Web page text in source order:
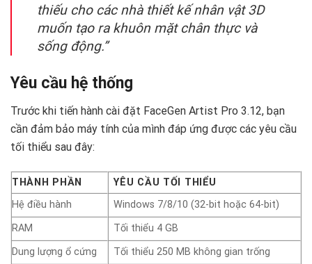
thiếu cho các nhà thiết kế nhân vật 3D
muốn tạo ra khuôn mặt chân thực và
sống động.”
Yêu cầu hệ thống ️
Trước khi tiến hành cài đặt FaceGen Artist Pro 3.12, bạn
cần đảm bảo máy tính của mình đáp ứng được các yêu cầu
tối thiểu sau đây:
THÀNH PHẦN
YÊU CẦU TỐI THIỂU
Hệ điều hành
Windows 7/8/10 (32-bit hoặc 64-bit)
RAM
Tối thiểu 4 GB
Dung lượng ổ cứng
Tối thiểu 250 MB không gian trống